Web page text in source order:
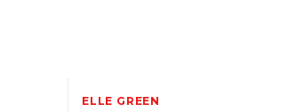
ELLE GREEN